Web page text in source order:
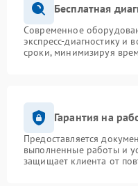
Бесплатная
Современное
экспресс-диагностику и
сроки, минимизируя
Гарантия на
Предоставляется
выполненные работы и
защищает клиента от